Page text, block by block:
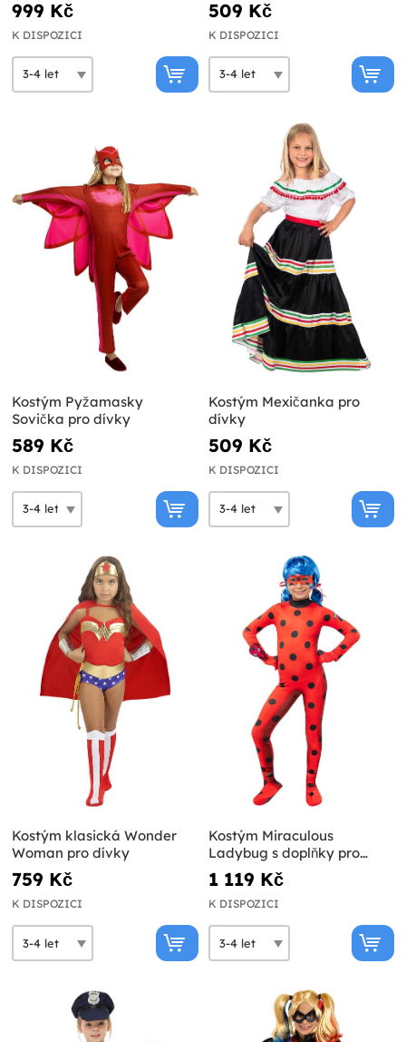
999 Kč
K DISPOZICI
509 Kč
K DISPOZICI
Kostým Pyžamasky
Sovička pro dívky
589 Kč
K DISPOZICI
Kostým Mexičanka pro
dívky
509 Kč
K DISPOZICI
Kostým klasická Wonder
Woman pro dívky
759 Kč
K DISPOZICI
Kostým Miraculous
Ladybug s doplňky pro
dívky
1 119 Kč
K DISPOZICI